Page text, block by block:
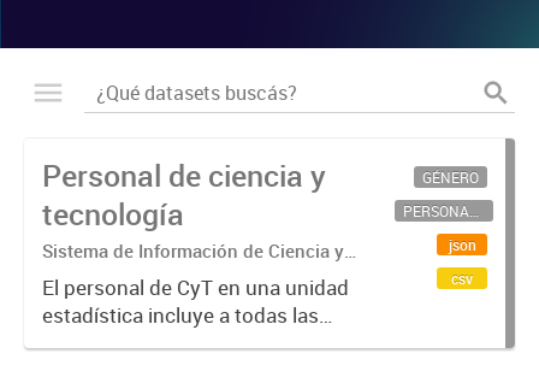
Personal de ciencia y
tecnología
Sistema de Información de Ciencia y
Tecnología Argentino (SICYTAR)
El personal de CyT en una unidad
estadística incluye a todas las
personas involucradas
GÉNERO
PERSONAL CIENTÍFICO-TECNOLÓGICO
json
csv